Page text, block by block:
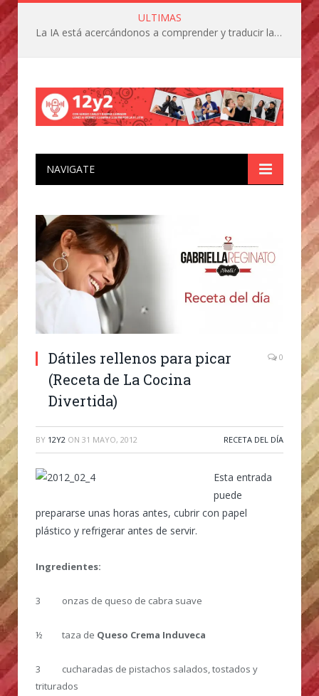
ULTIMAS
La IA está acercándonos a comprender y traducir las vocalizaciones y comportamientos de nuestras mascotas
NAVIGATE
Dátiles rellenos para picar
(Receta de La Cocina
Divertida)
0
BY 12Y2 ON 31 MAYO, 2012 RECETA DEL DÍA
Esta entrada
puede
prepararse unas horas antes, cubrir con papel
plástico y refrigerar antes de servir.
Ingredientes:
3 onzas de queso de cabra suave
½ taza de Queso Crema Induveca
3 cucharadas de pistachos salados, tostados y
triturados